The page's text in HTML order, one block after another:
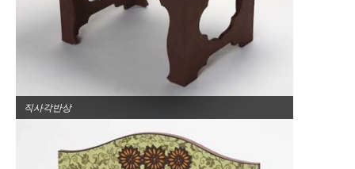
직사각반상